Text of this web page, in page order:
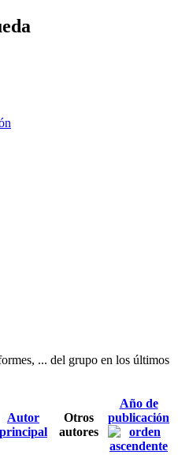
... del grupo en los últimos
Autor
principal
Otros
autores
Año de
publicación